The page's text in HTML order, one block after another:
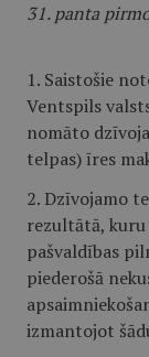
31. panta
1. Saistošie
Ventspils
nomāto
telpas) īres
2. Dzīvojamo
rezultātā,
pašvaldības
piederošā
izmantojot